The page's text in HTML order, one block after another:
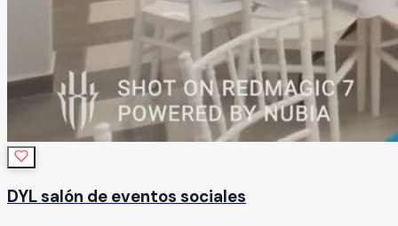
DYL salón de eventos sociales